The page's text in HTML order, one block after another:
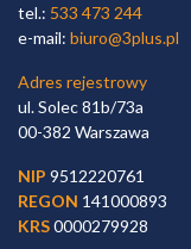
tel.: 533 473 244
e-mail: biuro@3plus.pl
Adres rejestrowy
ul. Solec 81b/73a
00-382 Warszawa
NIP 9512220761
REGON 141000893
KRS0000279928